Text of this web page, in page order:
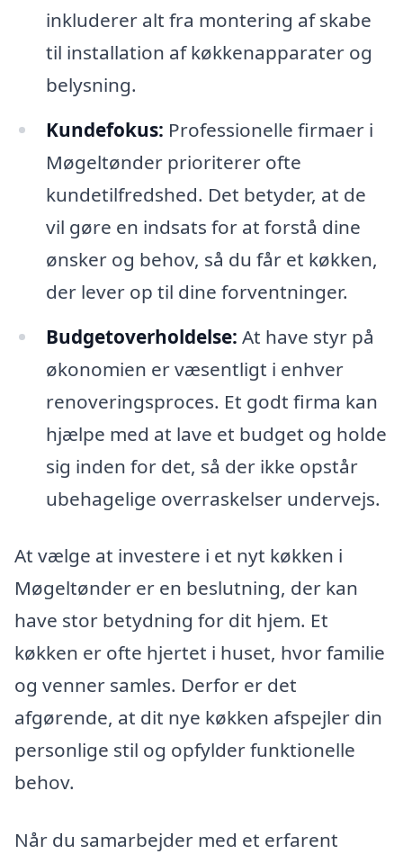
inkluderer alt fra montering af skabe
til installation af køkkenapparater og
belysning.
Kundefokus: Professionelle firmaer i
Møgeltønder prioriterer ofte
kundetilfredshed. Det betyder, at de
vil gøre en indsats for at forstå dine
ønsker og behov, så du får et køkken,
der lever op til dine forventninger.
Budgetoverholdelse: At have styr på
økonomien er væsentligt i enhver
renoveringsproces. Et godt firma kan
hjælpe med at lave et budget og holde
sig inden for det, så der ikke opstår
ubehagelige overraskelser undervejs.
At vælge at investere i et nyt køkken i
Møgeltønder er en beslutning, der kan
have stor betydning for dit hjem. Et
køkken er ofte hjertet i huset, hvor familie
og venner samles. Derfor er det
afgørende, at dit nye køkken afspejler din
personlige stil og opfylder funktionelle
behov.
Når du samarbejder med et erfarent